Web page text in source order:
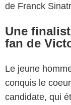
de Franck
Une
fan de
Le jeune
conquis le
candidate, qui